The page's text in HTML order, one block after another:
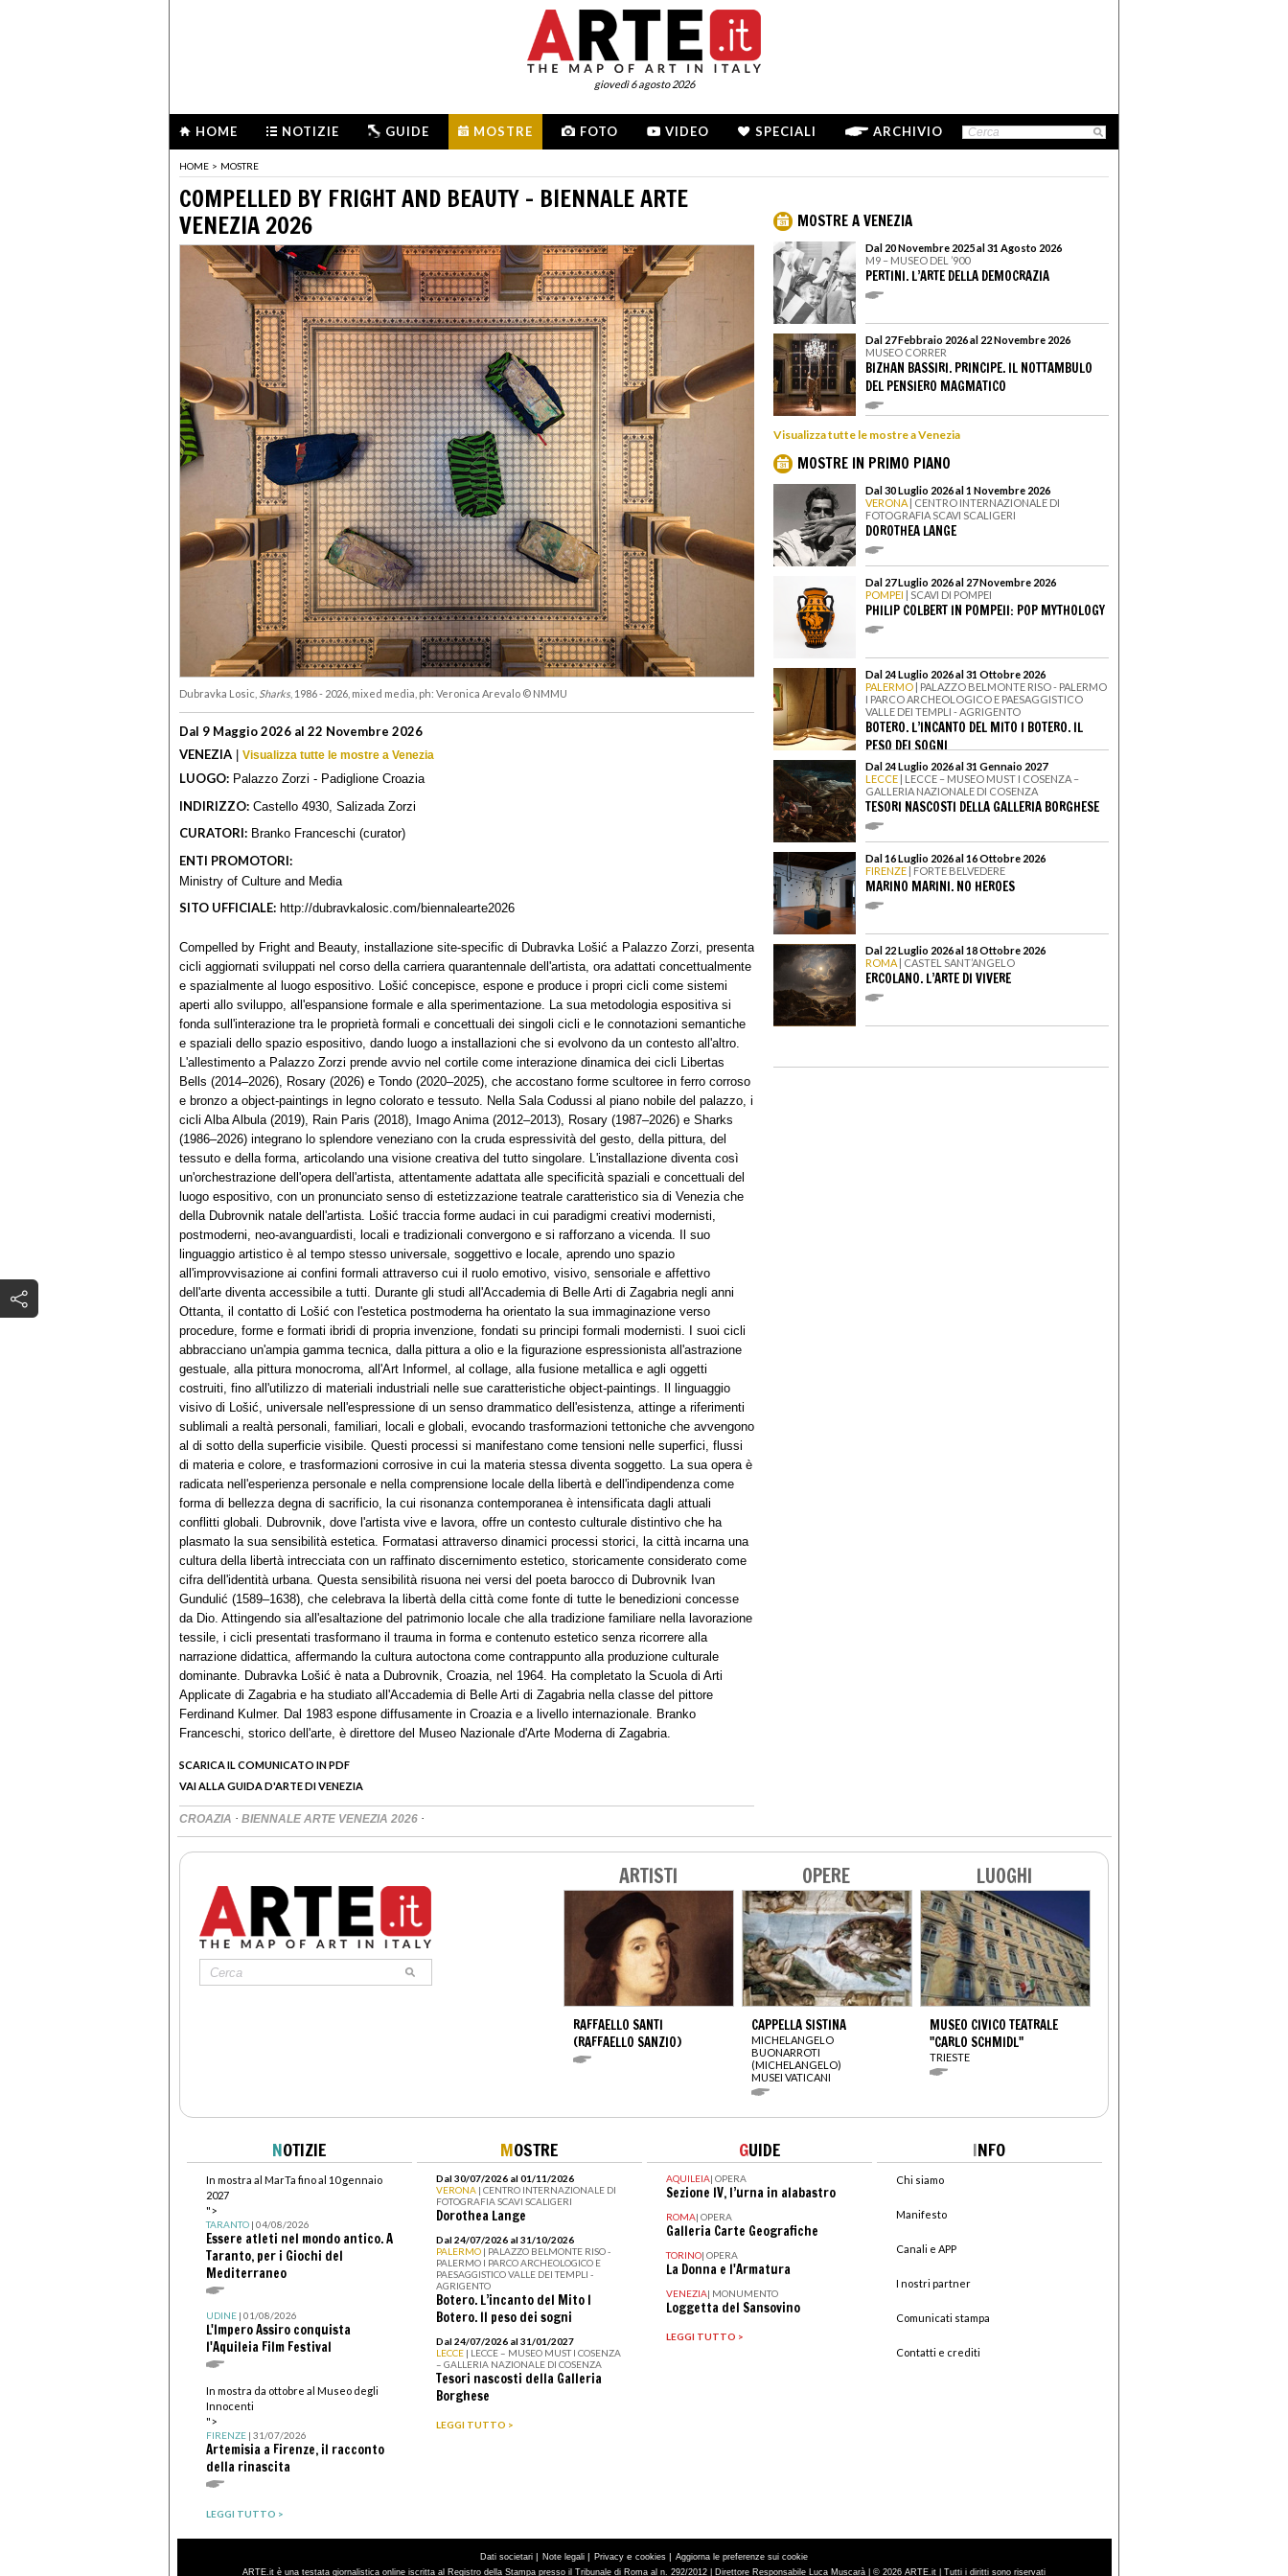
giovedì 6 agosto 2026
HOME NOTIZIE GUIDE MOSTRE FOTO VIDEO SPECIALI ARCHIVIO
HOME > MOSTRE
COMPELLED BY FRIGHT AND BEAUTY - BIENNALE ARTE
VENEZIA 2026
Dubravka Losic, Sharks , 1986 - 2026, mixed media, ph: Veronica Arevalo © NMMU
Dal 9 Maggio 2026 al 22 Novembre 2026
VENEZIA | Visualizza tutte le mostre a Venezia
LUOGO: Palazzo Zorzi - Padiglione Croazia
INDIRIZZO: Castello 4930, Salizada Zorzi
CURATORI: Branko Franceschi (curator)
ENTI PROMOTORI:
Ministry of Culture and Media
SITO UFFICIALE: http://dubravkalosic.com/biennalearte2026
Compelled by Fright and Beauty, installazione site-specific di Dubravka Lošić a Palazzo Zorzi, presenta
cicli aggiornati sviluppati nel corso della carriera quarantennale dell'artista, ora adattati concettualmente
e spazialmente al luogo espositivo. Lošić concepisce, espone e produce i propri cicli come sistemi
aperti allo sviluppo, all'espansione formale e alla sperimentazione. La sua metodologia espositiva si
fonda sull'interazione tra le proprietà formali e concettuali dei singoli cicli e le connotazioni semantiche
e spaziali dello spazio espositivo, dando luogo a installazioni che si evolvono da un contesto all'altro.
L'allestimento a Palazzo Zorzi prende avvio nel cortile come interazione dinamica dei cicli Libertas
Bells (2014–2026), Rosary (2026) e Tondo (2020–2025), che accostano forme scultoree in ferro corroso
e bronzo a object-paintings in legno colorato e tessuto. Nella Sala Codussi al piano nobile del palazzo, i
cicli Alba Albula (2019), Rain Paris (2018), Imago Anima (2012–2013), Rosary (1987–2026) e Sharks
(1986–2026) integrano lo splendore veneziano con la cruda espressività del gesto, della pittura, del
tessuto e della forma, articolando una visione creativa del tutto singolare. L'installazione diventa così
un'orchestrazione dell'opera dell'artista, attentamente adattata alle specificità spaziali e concettuali del
luogo espositivo, con un pronunciato senso di estetizzazione teatrale caratteristico sia di Venezia che
della Dubrovnik natale dell'artista. Lošić traccia forme audaci in cui paradigmi creativi modernisti,
postmoderni, neo-avanguardisti, locali e tradizionali convergono e si rafforzano a vicenda. Il suo
linguaggio artistico è al tempo stesso universale, soggettivo e locale, aprendo uno spazio
all'improvvisazione ai confini formali attraverso cui il ruolo emotivo, visivo, sensoriale e affettivo
dell'arte diventa accessibile a tutti. Durante gli studi all'Accademia di Belle Arti di Zagabria negli anni
Ottanta, il contatto di Lošić con l'estetica postmoderna ha orientato la sua immaginazione verso
procedure, forme e formati ibridi di propria invenzione, fondati su principi formali modernisti. I suoi cicli
abbracciano un'ampia gamma tecnica, dalla pittura a olio e la figurazione espressionista all'astrazione
gestuale, alla pittura monocroma, all'Art Informel, al collage, alla fusione metallica e agli oggetti
costruiti, fino all'utilizzo di materiali industriali nelle sue caratteristiche object-paintings. Il linguaggio
visivo di Lošić, universale nell'espressione di un senso drammatico dell'esistenza, attinge a riferimenti
sublimali a realtà personali, familiari, locali e globali, evocando trasformazioni tettoniche che avvengono
al di sotto della superficie visibile. Questi processi si manifestano come tensioni nelle superfici, flussi
di materia e colore, e trasformazioni corrosive in cui la materia stessa diventa soggetto. La sua opera è
radicata nell'esperienza personale e nella comprensione locale della libertà e dell'indipendenza come
forma di bellezza degna di sacrificio, la cui risonanza contemporanea è intensificata dagli attuali
conflitti globali. Dubrovnik, dove l'artista vive e lavora, offre un contesto culturale distintivo che ha
plasmato la sua sensibilità estetica. Formatasi attraverso dinamici processi storici, la città incarna una
cultura della libertà intrecciata con un raffinato discernimento estetico, storicamente considerato come
cifra dell'identità urbana. Questa sensibilità risuona nei versi del poeta barocco di Dubrovnik Ivan
Gundulić (1589–1638), che celebrava la libertà della città come fonte di tutte le benedizioni concesse
da Dio. Attingendo sia all'esaltazione del patrimonio locale che alla tradizione familiare nella lavorazione
tessile, i cicli presentati trasformano il trauma in forma e contenuto estetico senza ricorrere alla
narrazione didattica, affermando la cultura autoctona come contrappunto alla produzione culturale
dominante. Dubravka Lošić è nata a Dubrovnik, Croazia, nel 1964. Ha completato la Scuola di Arti
Applicate di Zagabria e ha studiato all'Accademia di Belle Arti di Zagabria nella classe del pittore
Ferdinand Kulmer. Dal 1983 espone diffusamente in Croazia e a livello internazionale. Branko
Franceschi, storico dell'arte, è direttore del Museo Nazionale d'Arte Moderna di Zagabria.
SCARICA IL COMUNICATO IN PDF
VAI ALLA GUIDA D'ARTE DI VENEZIA
CROAZIA · BIENNALE ARTE VENEZIA 2026 ·
MOSTRE A VENEZIA
Dal 20 Novembre 2025 al 31 Agosto 2026
M9 – MUSEO DEL ’900
PERTINI. L’ARTE DELLA DEMOCRAZIA
Dal 27 Febbraio 2026 al 22 Novembre 2026
MUSEO CORRER
BIZHAN BASSIRI. PRINCIPE. IL NOTTAMBULO
DEL PENSIERO MAGMATICO
Visualizza tutte le mostre a Venezia
MOSTRE IN PRIMO PIANO
Dal 30 Luglio 2026 al 1 Novembre 2026
VERONA | CENTRO INTERNAZIONALE DI
FOTOGRAFIA SCAVI SCALIGERI
DOROTHEA LANGE
Dal 27 Luglio 2026 al 27 Novembre 2026
POMPEI | SCAVI DI POMPEI
PHILIP COLBERT IN POMPEII: POP MYTHOLOGY
Dal 24 Luglio 2026 al 31 Ottobre 2026
PALERMO | PALAZZO BELMONTE RISO - PALERMO
I PARCO ARCHEOLOGICO E PAESAGGISTICO
VALLE DEI TEMPLI - AGRIGENTO
BOTERO. L’INCANTO DEL MITO I BOTERO. IL
PESO DEI SOGNI
Dal 24 Luglio 2026 al 31 Gennaio 2027
LECCE | LECCE – MUSEO MUST I COSENZA –
GALLERIA NAZIONALE DI COSENZA
TESORI NASCOSTI DELLA GALLERIA BORGHESE
Dal 16 Luglio 2026 al 16 Ottobre 2026
FIRENZE | FORTE BELVEDERE
MARINO MARINI. NO HEROES
Dal 22 Luglio 2026 al 18 Ottobre 2026
ROMA | CASTEL SANT’ANGELO
ERCOLANO. L’ARTE DI VIVERE
ARTISTI
RAFFAELLO SANTI
(RAFFAELLO SANZIO)
OPERE
CAPPELLA SISTINA
MICHELANGELO
BUONARROTI
(MICHELANGELO)
MUSEI VATICANI
LUOGHI
MUSEO CIVICO TEATRALE
"CARLO SCHMIDL"
TRIESTE
NOTIZIE
In mostra al MarTa fino al 10 gennaio
2027
">
TARANTO| 04/08/2026
Essere atleti nel mondo antico. A
Taranto, per i Giochi del
Mediterraneo
UDINE| 01/08/2026
L'Impero Assiro conquista
l'Aquileia Film Festival
In mostra da ottobre al Museo degli
Innocenti
">
FIRENZE| 31/07/2026
Artemisia a Firenze, il racconto
della rinascita
LEGGI TUTTO >
MOSTRE
Dal 30/07/2026 al 01/11/2026
VERONA | CENTRO INTERNAZIONALE DI
FOTOGRAFIA SCAVI SCALIGERI
Dorothea Lange
Dal 24/07/2026 al 31/10/2026
PALERMO | PALAZZO BELMONTE RISO -
PALERMO I PARCO ARCHEOLOGICO E
PAESAGGISTICO VALLE DEI TEMPLI -
AGRIGENTO
Botero. L’incanto del Mito I
Botero. Il peso dei sogni
Dal 24/07/2026 al 31/01/2027
LECCE | LECCE – MUSEO MUST I COSENZA
– GALLERIA NAZIONALE DI COSENZA
Tesori nascosti della Galleria
Borghese
LEGGI TUTTO >
GUIDE
AQUILEIA| OPERA
Sezione IV, l’urna in alabastro
ROMA| OPERA
Galleria Carte Geografiche
TORINO| OPERA
La Donna e l'Armatura
VENEZIA| MONUMENTO
Loggetta del Sansovino
LEGGI TUTTO >
INFO
Chi siamo
Manifesto
Canali e APP
I nostri partner
Comunicati stampa
Contatti e crediti
Dati societari | Note legali | Privacy e cookies | Aggiorna le preferenze sui cookie
ARTE.it è una testata giornalistica online iscritta al Registro della Stampa presso il Tribunale di Roma al n. 292/2012 | Direttore Responsabile Luca Muscarà | © 2026 ARTE.it | Tutti i diritti sono riservati